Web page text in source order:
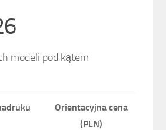
modeli pod kątem
Orientacyjna cena
(PLN)